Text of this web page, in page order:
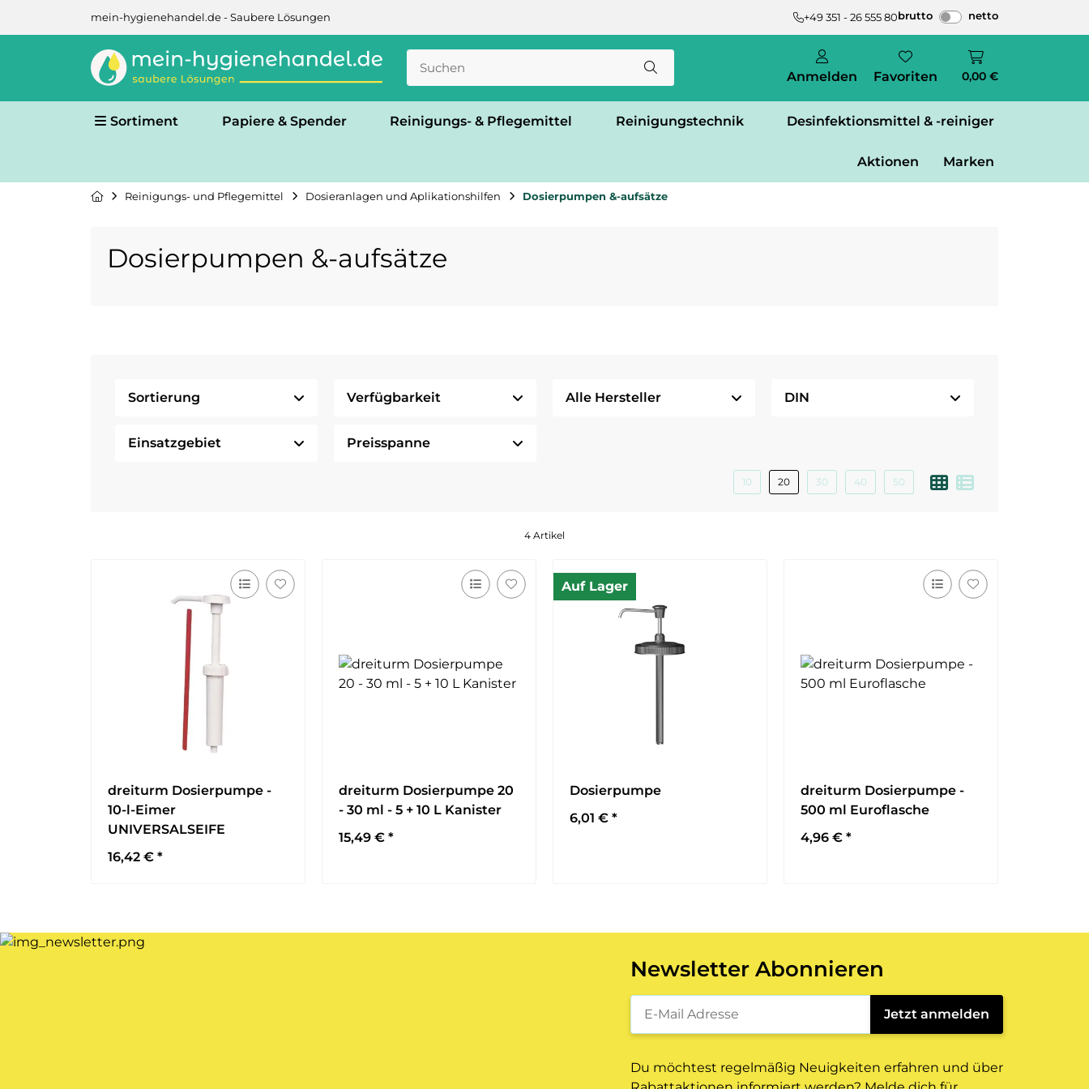
mein-hygienehandel.de - Saubere Lösungen +49 351 - 26 555 80brutto netto
Anmelden Favoriten 0,00 €
Sortiment Papiere & Spender Reinigungs- & Pflegemittel Reinigungstechnik Desinfektionsmittel & -reiniger
Aktionen Marken
Reinigungs- und Pflegemittel Dosieranlagen und Aplikationshilfen Dosierpumpen &-aufsätze
Dosierpumpen &-aufsätze
Sortierung Verfügbarkeit Alle Hersteller DIN
Einsatzgebiet Preisspanne
10 20 30 40 50
4 Artikel
dreiturm Dosierpumpe -
10-l-Eimer
UNIVERSALSEIFE
16,42 € *
dreiturm Dosierpumpe 20
- 30 ml - 5 + 10 L Kanister
15,49 € *
Auf Lager
Dosierpumpe
6,01 € *
dreiturm Dosierpumpe -
500 ml Euroflasche
4,96 € *
Newsletter Abonnieren
Jetzt anmelden
Du möchtest regelmäßig Neuigkeiten erfahren und über